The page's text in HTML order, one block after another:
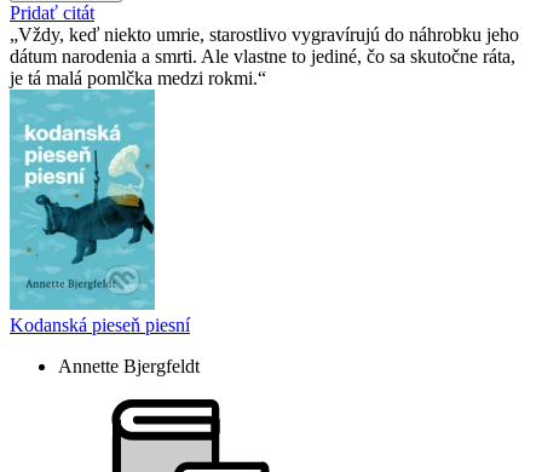
Pridať citát
Vždy, keď niekto umrie, starostlivo vygravírujú do náhrobku jeho
dátum narodenia a smrti. Ale vlastne to jediné, čo sa skutočne ráta,
je tá malá pomlčka medzi rokmi.
Kodanská pieseň piesní
Annette Bjergfeldt